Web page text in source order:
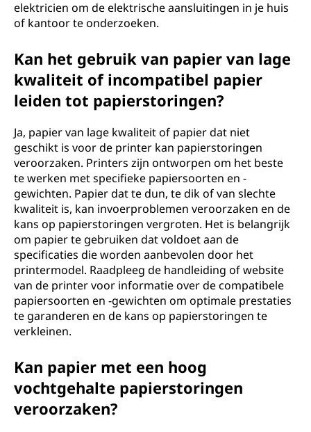
elektricien om de elektrische aansluitingen in je huis
of kantoor te onderzoeken.
Kan het gebruik van papier van lage
kwaliteit of incompatibel papier
leiden tot papierstoringen?
Ja, papier van lage kwaliteit of papier dat niet
geschikt is voor de printer kan papierstoringen
veroorzaken. Printers zijn ontworpen om het beste
te werken met specifieke papiersoorten en -
gewichten. Papier dat te dun, te dik of van slechte
kwaliteit is, kan invoerproblemen veroorzaken en de
kans op papierstoringen vergroten. Het is belangrijk
om papier te gebruiken dat voldoet aan de
specificaties die worden aanbevolen door het
printermodel. Raadpleeg de handleiding of website
van de printer voor informatie over de compatibele
papiersoorten en -gewichten om optimale prestaties
te garanderen en de kans op papierstoringen te
verkleinen.
Kan papier met een hoog
vochtgehalte papierstoringen
veroorzaken?